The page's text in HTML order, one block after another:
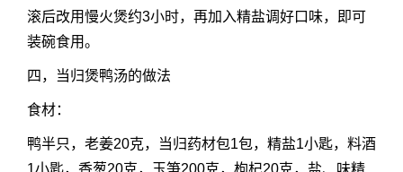
滚后改用慢火煲约3小时，再加入精盐调好口味，即可
装碗食用。
四，当归煲鸭汤的做法
食材：
鸭半只，老姜20克，当归药材包1包，精盐1小匙，料酒
1小匙，香葱20克，玉笋200克，枸杞20克，盐、味精